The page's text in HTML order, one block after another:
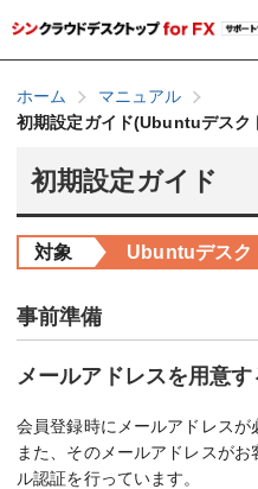
ホーム
マニュアル
初期設定ガイド(Ubuntuデスク
初期設定ガイド
対象 Ubuntuデスク
事前準備
メールアドレスを用意す
会員登録時にメールアドレスが
また、そのメールアドレスが
ル認証を行っています。